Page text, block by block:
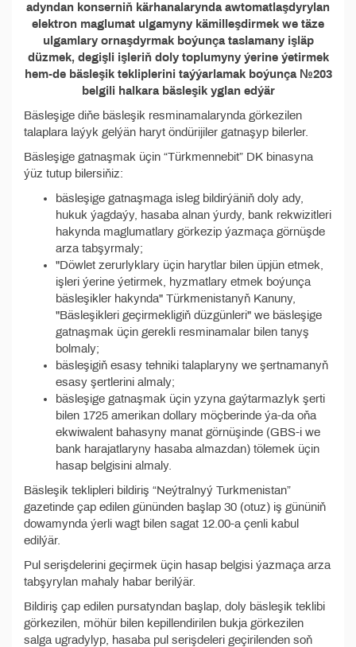
adyndan konserniň kärhanalarynda awtomatlaşdyrylan
elektron maglumat ulgamyny kämilleşdirmek we täze
ulgamlary ornaşdyrmak boýunça taslamany işläp
düzmek, degişli işleriň doly toplumyny ýerine ýetirmek
hem-de bäsleşik tekliplerini taýýarlamak boýunça №203
belgili halkara bäsleşik yglan edýär
Bäsleşige diňe bäsleşik resminamalarynda görkezilen
talaplara laýyk gelýän haryt öndürijiler gatnaşyp bilerler.
Bäsleşige gatnaşmak üçin “Türkmennebit” DK binasyna
ýüz tutup bilersiňiz:
bäsleşige gatnaşmaga isleg bildirýäniň doly ady,
hukuk ýagdaýy, hasaba alnan ýurdy, bank rekwizitleri
hakynda maglumatlary görkezip ýazmaça görnüşde
arza tabşyrmaly;
"Döwlet zerurlyklary üçin harytlar bilen üpjün etmek,
işleri ýerine ýetirmek, hyzmatlary etmek boýunça
bäsleşikler hakynda" Türkmenistanyň Kanuny,
"Bäsleşikleri geçirmekligiň düzgünleri" we bäsleşige
gatnaşmak üçin gerekli resminamalar bilen tanyş
bolmaly;
bäsleşigiň esasy tehniki talaplaryny we şertnamanyň
esasy şertlerini almaly;
bäsleşige gatnaşmak üçin yzyna gaýtarmazlyk şerti
bilen 1725 amerikan dollary möçberinde ýa-da oňa
ekwiwalent bahasyny manat görnüşinde (GBS-i we
bank harajatlaryny hasaba almazdan) tölemek üçin
hasap belgisini almaly.
Bäsleşik teklipleri bildiriş “Neýtralnyý Turkmenistan”
gazetinde çap edilen gününden başlap 30 (otuz) iş gününiň
dowamynda ýerli wagt bilen sagat 12.00-a çenli kabul
edilýär.
Pul serişdelerini geçirmek üçin hasap belgisi ýazmaça arza
tabşyrylan mahaly habar berilýär.
Bildiriş çap edilen pursatyndan başlap, doly bäsleşik teklibi
görkezilen, möhür bilen kepillendirilen bukja görkezilen
salga ugradylyp, hasaba pul serişdeleri geçirilenden soň